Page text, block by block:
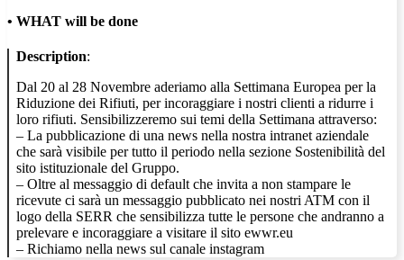
• WHAT will be done
Description:
Dal 20 al 28 Novembre aderiamo alla Settimana Europea per la
Riduzione dei Rifiuti, per incoraggiare i nostri clienti a ridurre i
loro rifiuti. Sensibilizzeremo sui temi della Settimana attraverso:
– La pubblicazione di una news nella nostra intranet aziendale
che sarà visibile per tutto il periodo nella sezione Sostenibilità del
sito istituzionale del Gruppo.
– Oltre al messaggio di default che invita a non stampare le
ricevute ci sarà un messaggio pubblicato nei nostri ATM con il
logo della SERR che sensibilizza tutte le persone che andranno a
prelevare e incoraggiare a visitare il sito ewwr.eu
– Richiamo nella news sul canale instagram